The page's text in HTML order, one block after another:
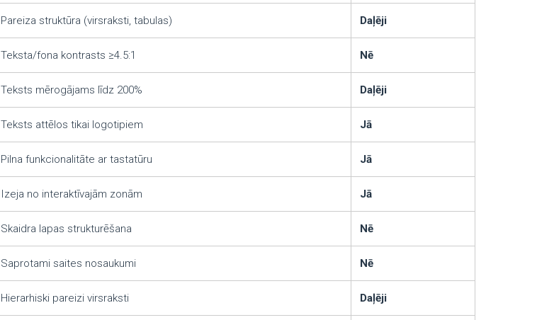
Pareiza struktūra (virsraksti, tabulas) Daļēji
Teksta/fona kontrasts ≥4.5:1 Nē
Teksts mērogājams līdz 200% Daļēji
Teksts attēlos tikai logotipiem Jā
Pilna funkcionalitāte ar tastatūru Jā
Izeja no interaktīvajām zonām Jā
Skaidra lapas strukturēšana Nē
Saprotami saites nosaukumi Nē
Hierarhiski pareizi virsraksti Daļēji